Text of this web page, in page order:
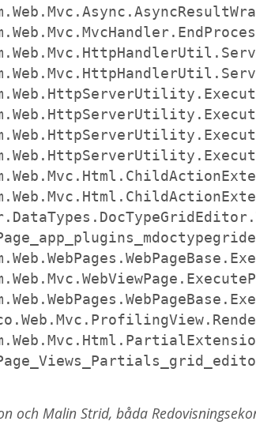
och Malin Strid, båda